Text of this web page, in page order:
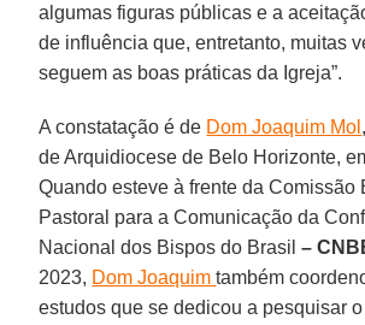
algumas figuras públicas e a
de influência que, entretanto, muitas
seguem as boas práticas da Igreja”.
A constatação é de Dom Joaquim Mol
de Arquidiocese de Belo Horizonte,
Quando esteve à frente da Comissão
Pastoral para a Comunicação da
Nacional dos Bispos do Brasil –
2023, Dom Joaquimtambém
estudos que se dedicou a pesquisar